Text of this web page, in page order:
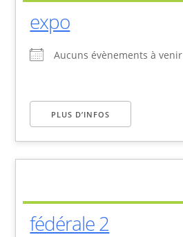
expo
Aucuns évènements à venir
PLUS D’INFOS
fédérale 2